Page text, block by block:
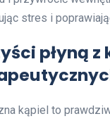
stres i
płyną z
kąpiel to